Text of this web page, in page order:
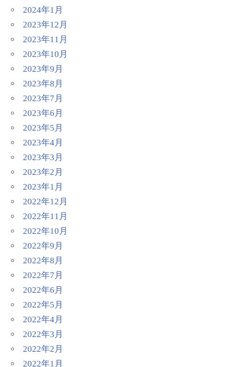
2024年1月
2023年12月
2023年11月
2023年10月
2023年9月
2023年8月
2023年7月
2023年6月
2023年5月
2023年4月
2023年3月
2023年2月
2023年1月
2022年12月
2022年11月
2022年10月
2022年9月
2022年8月
2022年7月
2022年6月
2022年5月
2022年4月
2022年3月
2022年2月
2022年1月